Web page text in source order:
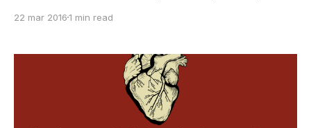
ikviens interesents un Datorikas fakultātes draugs, lai
nozīmīgo notikumu. Datorikas fakultātes visiem bija
iespēja mieloties ar gardu „Kodēju, lai kodētu”
dzimšanas dienas kūku, kā arī
22 mar 20161 min read